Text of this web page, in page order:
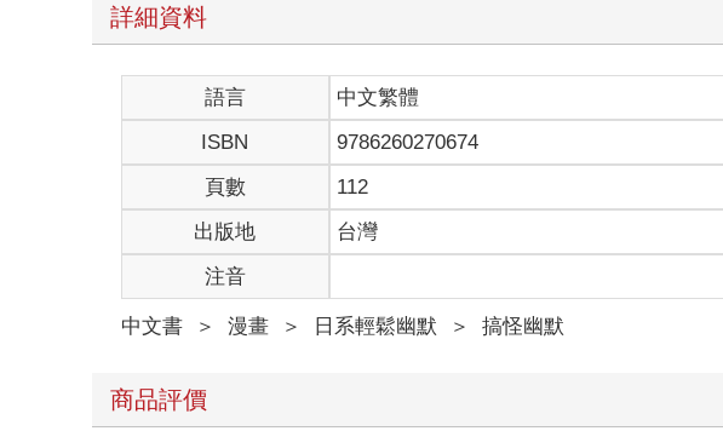
詳細資料
語言 中文繁體
ISBN
9786260270674
頁數
112
出版地
台灣
注音
中文書 ＞ 漫畫 ＞ 日系輕鬆幽默 ＞ 搞怪幽默
商品評價